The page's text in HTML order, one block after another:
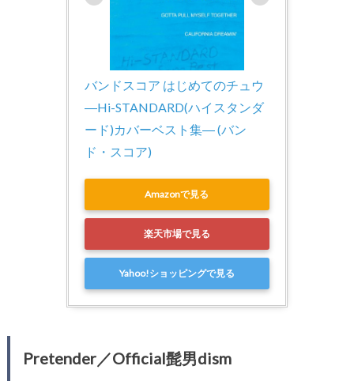
バンドスコア はじめてのチュウ
―Hi-STANDARD(ハイスタンダ
ード)カバーベスト集― (バン
ド・スコア)
Amazonで見る
楽天市場で見る
Yahoo!ショッピングで見る
Pretender／Official髭男dism